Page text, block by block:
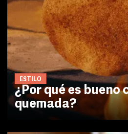
ESTILO
¿Por qué es
quemada?